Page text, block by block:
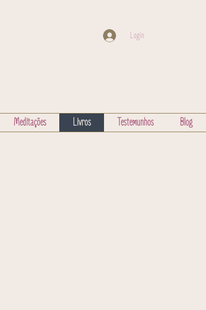
Login
Meditações Livros Testemunhos Blog